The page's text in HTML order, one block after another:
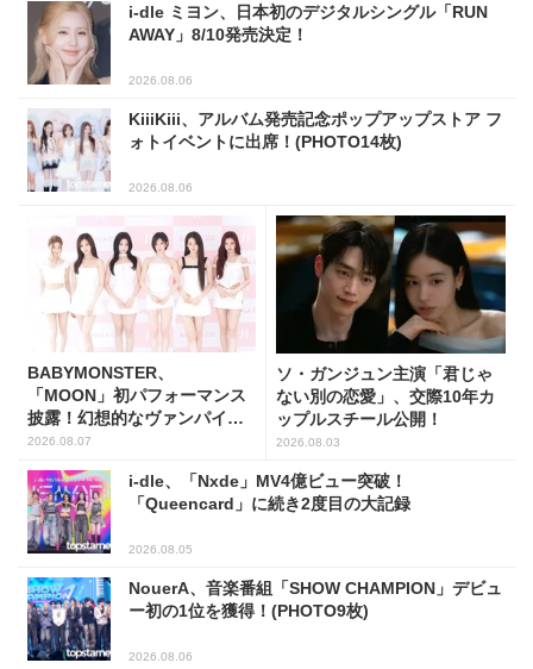
i-dle ミヨン、日本初のデジタルシングル「RUN
AWAY」8/10発売決定！
2026.08.06
KiiiKiii、アルバム発売記念ポップアップストア フ
ォトイベントに出席！(PHOTO14枚)
2026.08.06
BABYMONSTER、
「MOON」初パフォーマンス
披露！幻想的なヴァンパイア
の世界観を表現
2026.08.07
ソ・ガンジュン主演「君じゃ
ない別の恋愛」、交際10年カ
ップルスチール公開！
2026.08.03
i-dle、「Nxde」MV4億ビュー突破！
「Queencard」に続き2度目の大記録
2026.08.05
NouerA、音楽番組「SHOW CHAMPION」デビュ
ー初の1位を獲得！(PHOTO9枚)
2026.08.06